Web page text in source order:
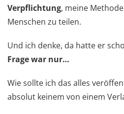
Verpflichtung, meine
Menschen zu teilen.
Und ich denke, da hatte er
Frage war nur…
Wie sollte ich das alles
absolut keinem von einem